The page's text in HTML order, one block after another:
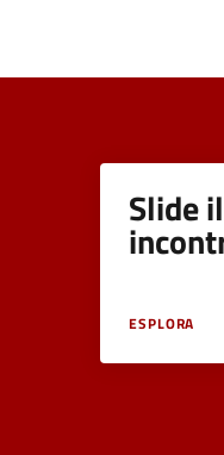
Slide
ESPLORA